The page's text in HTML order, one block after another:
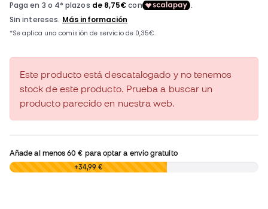
Este producto está descatalogado y no tenemos
stock de este producto. Prueba a buscar un
producto parecido en nuestra web.
Añade al menos60 € para optar a envío gratuito
0,00 € +34,99 €